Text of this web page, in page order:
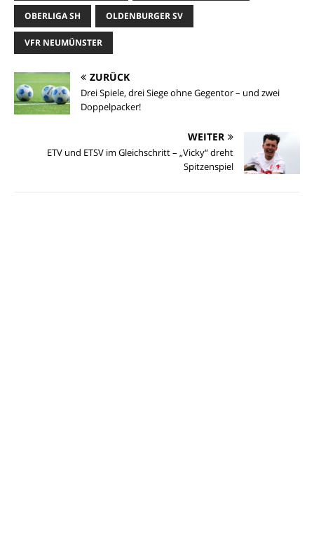
OBERLIGA SH OLDENBURGER SV
VFR NEUMÜNSTER
ZURÜCK
Drei Spiele, drei Siege ohne Gegentor – und zwei
Doppelpacker!
WEITER
ETV und ETSV im Gleichschritt – „Vicky“ dreht
Spitzenspiel